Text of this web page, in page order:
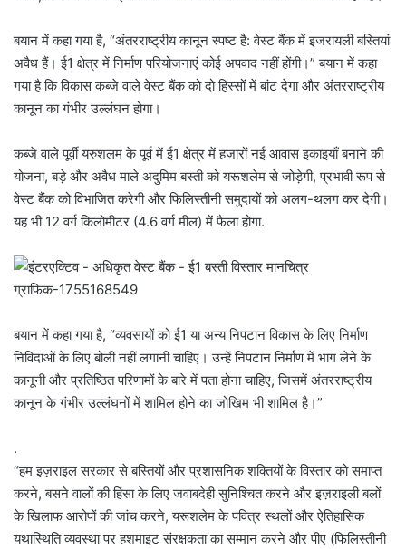
बयान में कहा गया है, “अंतरराष्ट्रीय कानून स्पष्ट है: वेस्ट बैंक में इजरायली बस्तियां
अवैध हैं। ई1 क्षेत्र में निर्माण परियोजनाएं कोई अपवाद नहीं होंगी।” बयान में कहा
गया है कि विकास कब्जे वाले वेस्ट बैंक को दो हिस्सों में बांट देगा और अंतरराष्ट्रीय
कानून का गंभीर उल्लंघन होगा।
कब्जे वाले पूर्वी यरुशलम के पूर्व में ई1 क्षेत्र में हजारों नई आवास इकाइयाँ बनाने की
योजना, बड़े और अवैध माले अदुमिम बस्ती को यरूशलेम से जोड़ेगी, प्रभावी रूप से
वेस्ट बैंक को विभाजित करेगी और फिलिस्तीनी समुदायों को अलग-थलग कर देगी।
यह भी 12 वर्ग किलोमीटर (4.6 वर्ग मील) में फैला होगा.
बयान में कहा गया है, “व्यवसायों को ई1 या अन्य निपटान विकास के लिए निर्माण
निविदाओं के लिए बोली नहीं लगानी चाहिए। उन्हें निपटान निर्माण में भाग लेने के
कानूनी और प्रतिष्ठित परिणामों के बारे में पता होना चाहिए, जिसमें अंतरराष्ट्रीय
कानून के गंभीर उल्लंघनों में शामिल होने का जोखिम भी शामिल है।”
.
“हम इज़राइल सरकार से बस्तियों और प्रशासनिक शक्तियों के विस्तार को समाप्त
करने, बसने वालों की हिंसा के लिए जवाबदेही सुनिश्चित करने और इज़राइली बलों
के खिलाफ आरोपों की जांच करने, यरूशलेम के पवित्र स्थलों और ऐतिहासिक
यथास्थिति व्यवस्था पर हशमाइट संरक्षकता का सम्मान करने और पीए (फिलिस्तीनी